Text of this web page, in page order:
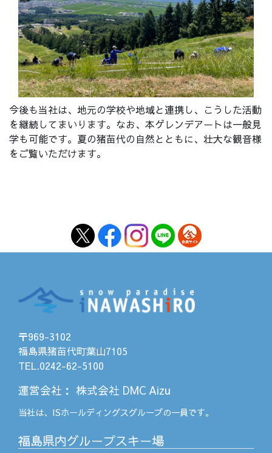
今後も当社は、地元の学校や地域と連携し、こうした活動
を継続してまいります。なお、本ゲレンデアートは一般見
学も可能です。夏の猪苗代の自然とともに、壮大な観音様
をご覧いただけます。
〒969-3102
福島県猪苗代町葉山7105
TEL.0242-62-5100
運営会社 ： 株式会社 DMC Aizu
当社は、 ISホールディングスグループの一員です。
福島県内グループスキー場